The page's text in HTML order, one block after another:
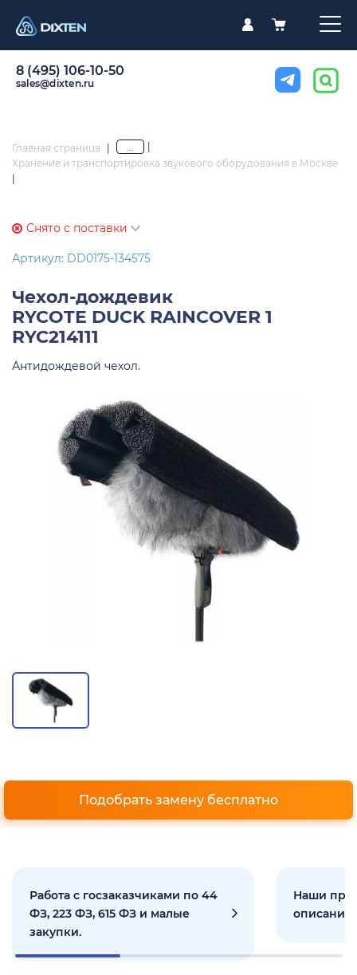
8 (495) 106-10-50
sales@dixten.ru
Главная страница | ...
Хранение и транспортировка звукового оборудования в Москве
Снято с поставки
Артикул: DD0175-134575
Чехол-дождевик
RYCOTE DUCK RAINCOVER 1
RYC214111
Антидождевой чехол.
Подобрать замену бесплатно
Работа с госзаказчиками по 44
ФЗ, 223 ФЗ, 615 ФЗ и малые
закупки.
Наши